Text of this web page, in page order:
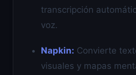
transcripción
voz.
Napkin: Convierte
visuales y mapas